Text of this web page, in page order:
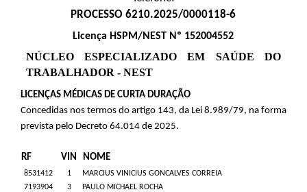
PROCESSO 6210.2025/0000118-6
Licença HSPM/NEST Nº 152004552
NÚCLEO ESPECIALIZADO EM SAÚDE DO
TRABALHADOR - NEST
LICENÇAS MÉDICAS DE CURTA DURAÇÃO
Concedidas nos termos do artigo 143, da Lei 8.989/79, na forma
prevista pelo Decreto 64.014 de 2025.
RF VIN NOME
8531412 1
MARCIUS VINICIUS GONCALVES CORREIA
7193904
3
PAULO MICHAEL ROCHA